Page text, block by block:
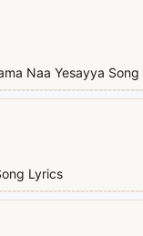
Yesayya Song
Lyrics